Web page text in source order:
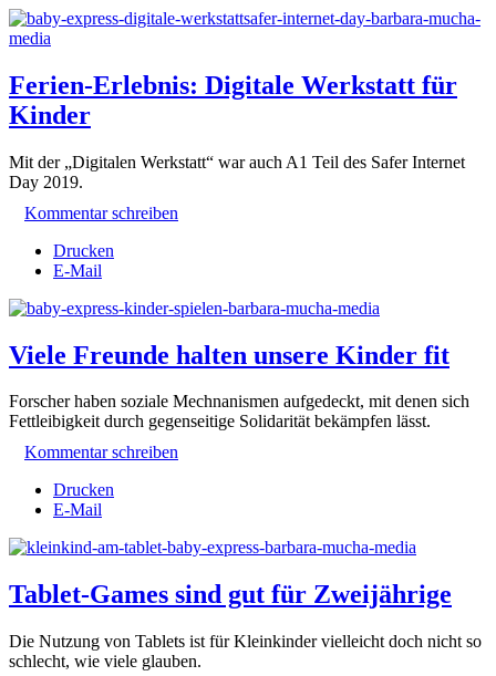
Ferien-Erlebnis: Digitale Werkstatt für
Kinder
Mit der „Digitalen Werkstatt“ war auch A1 Teil des Safer Internet
Day 2019.
Kommentar schreiben
Drucken
E-Mail
Viele Freunde halten unsere Kinder fit
Forscher haben soziale Mechnanismen aufgedeckt, mit denen sich
Fettleibigkeit durch gegenseitige Solidarität bekämpfen lässt.
Kommentar schreiben
Drucken
E-Mail
Tablet-Games sind gut für Zweijährige
Die Nutzung von Tablets ist für Kleinkinder vielleicht doch nicht so
schlecht, wie viele glauben.